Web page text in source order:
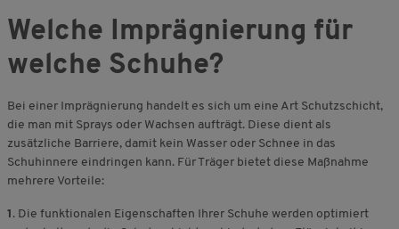
Welche Imprägnierung für
welche Schuhe?
Bei einer Imprägnierung handelt es sich um eine Art Schutzschicht,
die man mit Sprays oder Wachsen aufträgt. Diese dient als
zusätzliche Barriere, damit kein Wasser oder Schnee in das
Schuhinnere eindringen kann. Für Träger bietet diese Maßnahme
mehrere Vorteile:
1 . Die funktionalen Eigenschaften Ihrer Schuhe werden optimiert